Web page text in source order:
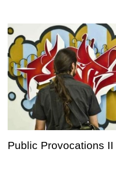
Public Provocations II